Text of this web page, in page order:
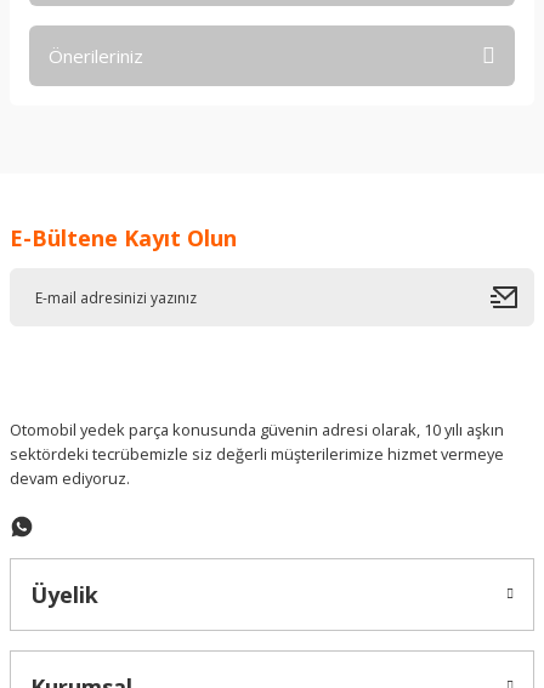
Önerileriniz
Ürün resmi kalitesiz, bozuk veya görüntülenemiyor.
E-Bültene Kayıt Olun
Otomobil yedek parça konusunda güvenin adresi olarak, 10 yılı aşkın
sektördeki tecrübemizle siz değerli müşterilerimize hizmet vermeye
devam ediyoruz.
Üyelik